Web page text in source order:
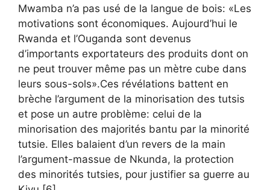
Mwamba n’a pas usé de la langue de bois: «Les
motivations sont économiques. Aujourd’hui le
Rwanda et l’Ouganda sont devenus
d’importants exportateurs des produits dont on
ne peut trouver même pas un mètre cube dans
leurs sous-sols».Ces révélations battent en
brèche l’argument de la minorisation des tutsis
et pose un autre problème: celui de la
minorisation des majorités bantu par la minorité
tutsie. Elles balaient d’un revers de la main
l’argument-massue de Nkunda, la protection
des minorités tutsies, pour justifier sa guerre au